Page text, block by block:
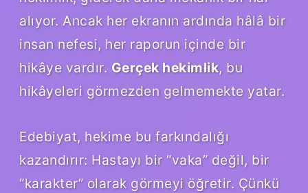
alıyor. Ancak her ekranın ardında hâlâ bir
insan nefesi, her raporun içinde bir
hikâye vardır. Gerçek hekimlik, bu
hikâyeleri görmezden gelmemekte yatar.
Edebiyat, hekime bu farkındalığı
kazandırır: Hastayı bir “vaka” değil, bir
“karakter” olarak görmeyi öğretir. Çünkü